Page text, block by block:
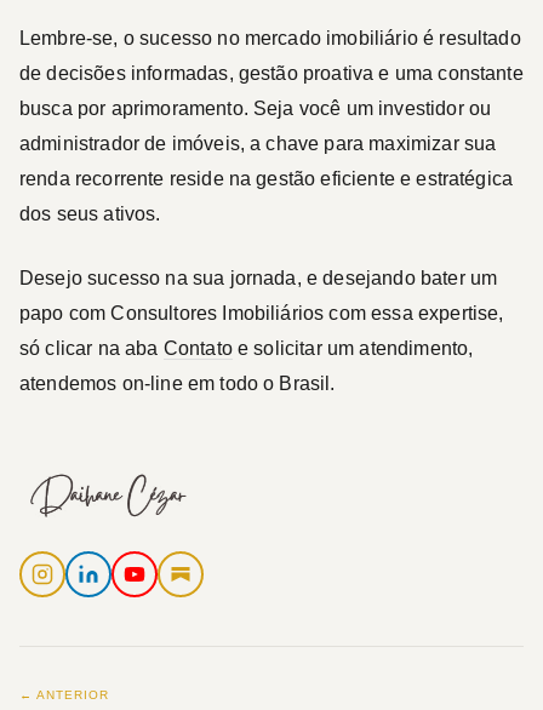
Lembre-se, o sucesso no mercado imobiliário é resultado
de decisões informadas, gestão proativa e uma constante
busca por aprimoramento. Seja você um investidor ou
administrador de imóveis, a chave para maximizar sua
renda recorrente reside na gestão eficiente e estratégica
dos seus ativos.
Desejo sucesso na sua jornada, e desejando bater um
papo com Consultores Imobiliários com essa expertise,
só clicar na aba Contatoe solicitar um atendimento,
atendemos on-line em todo o Brasil.
← ANTERIOR